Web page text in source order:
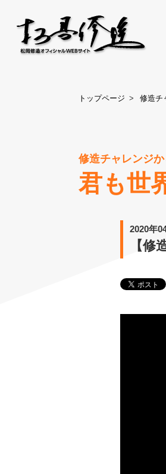
トップページ 修造チ
修造チャレンジ
君も世
2020年
【修